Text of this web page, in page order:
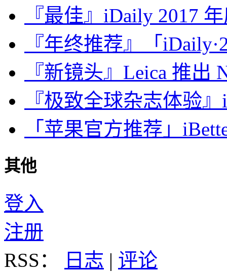
『最佳』iDaily 2017
『年终推荐』「
『新镜头』Leica 推出
『极致全球杂志体验
「苹果官方推荐」
其他
登入
注册
RSS：
日志 | 评论